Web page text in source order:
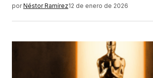
por Néstor Ramírez12 de enero de 2026